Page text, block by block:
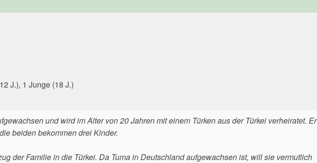
J.), 1 Junge (18 J.)
und wird im Alter von 20 Jahren mit einem Türken aus der Türkei verheiratet. Er
beiden bekommen drei Kinder.
der Familie in die Türkei. Da Tuma in Deutschland aufgewachsen ist, will sie vermutlich